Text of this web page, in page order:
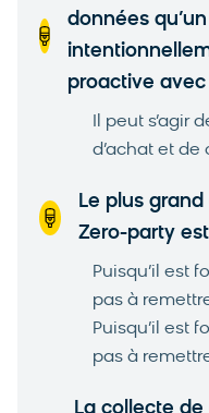
données
proactive
Il peut s’agir
d’achat et de
Le plus
Zero-party
Puisqu’il est
pas à
Puisqu’il est
pas à